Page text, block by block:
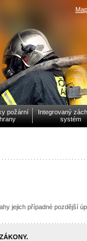
požární
Integrovaný
systém
jejich případné pozdější